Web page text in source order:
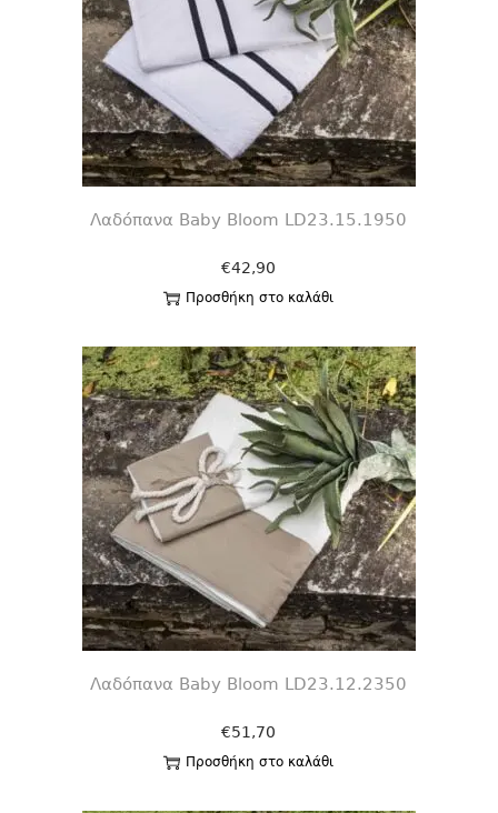
Λαδόπανα Baby Bloom LD23.15.1950
€42,90
Προσθήκη στο καλάθι
Λαδόπανα Baby Bloom LD23.12.2350
€51,70
Προσθήκη στο καλάθι